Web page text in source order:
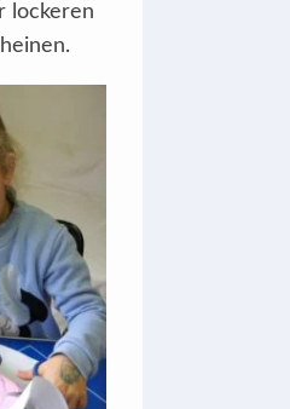
lockeren